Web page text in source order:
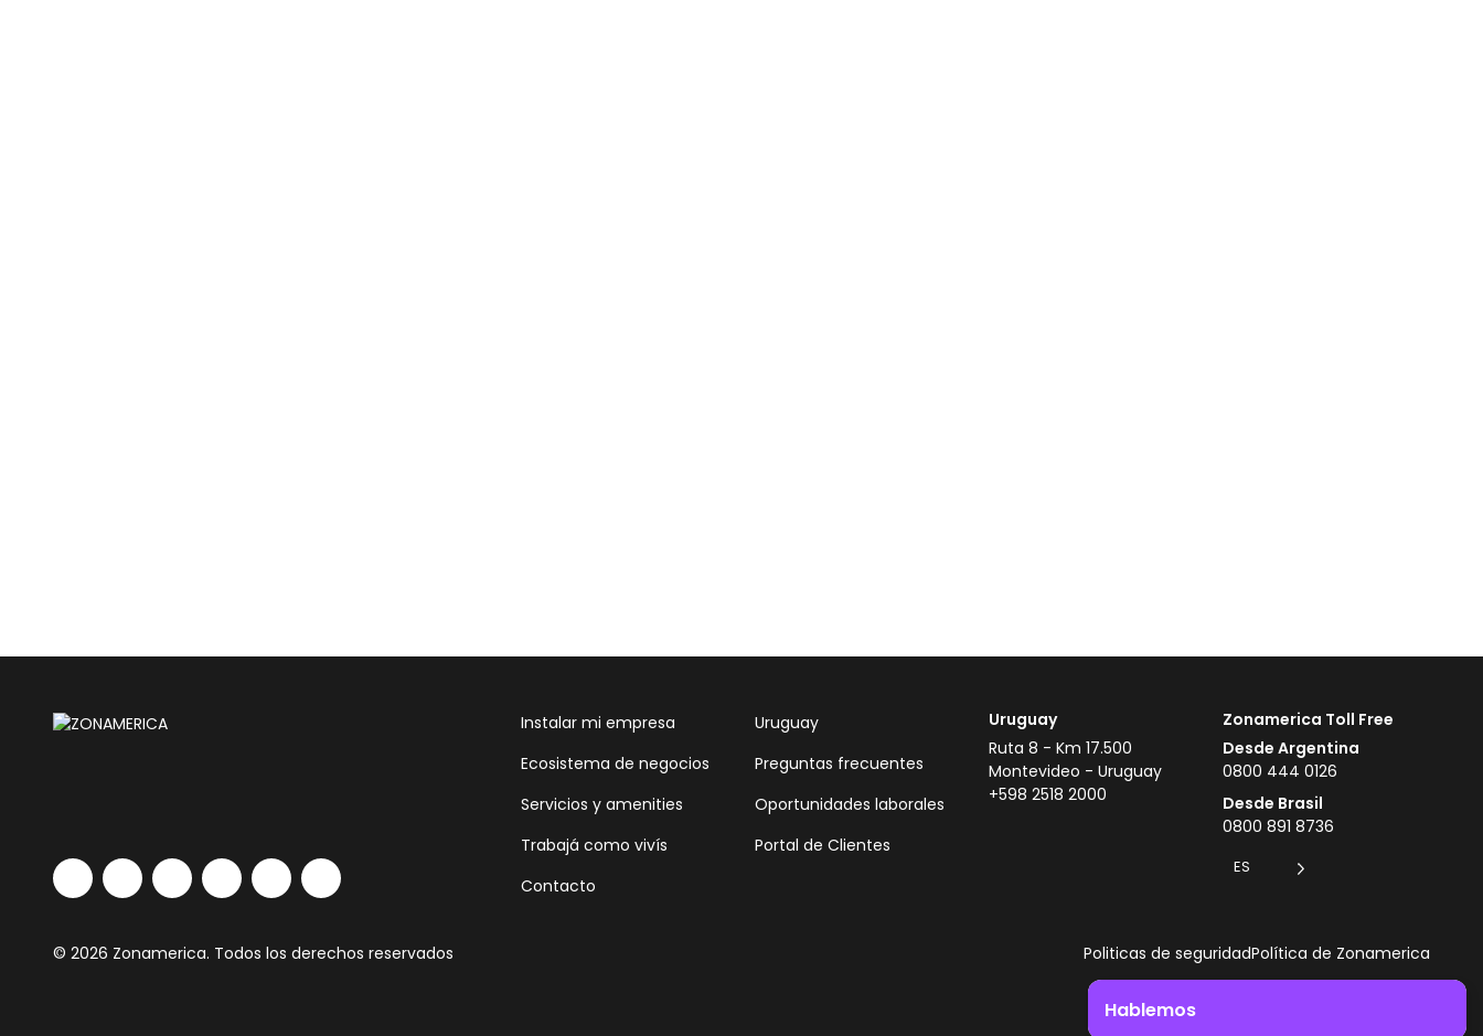
Instalar mi empresa
Ecosistema de negocios
Servicios y amenities
Trabajá como vivís
Contacto
Uruguay
Preguntas frecuentes
Oportunidades laborales
Portal de Clientes
Uruguay
Ruta 8 - Km 17.500
Montevideo - Uruguay
+598 2518 2000
Zonamerica Toll Free
Desde Argentina
0800 444 0126
Desde Brasil
0800 891 8736
ES
© 2026 Zonamerica. Todos los derechos reservados Politicas de seguridadPolítica de Zonamerica
Hablemos